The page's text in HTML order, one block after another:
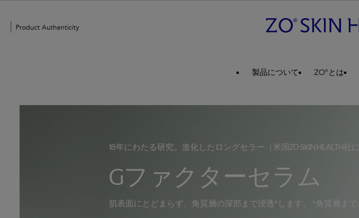
Product Authenticity
製品について ZO®とは
ZO
Skin
18年にわたる研究。進化したロングセラー（米国ZO SKIN HEALTH社
Gファクターセラム
肌表面にとどまらず、角質層の深部まで浸透*します。 *角質層まで.